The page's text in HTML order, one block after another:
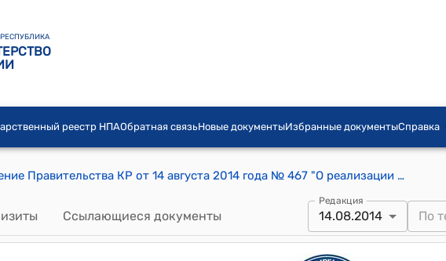
реестр НПАОбратная связьНовые документыИзбранные документыСправка
Постановление Правительства КР от 14 августа 2014 года № 467 "О реализации Соглашения о предоставлении инвестиционного кредита из средств Антикризисного фонда Евразийского экономического сообщества между Кыргызской Республикой и Евразийским банком развития, подписанного 20 марта 2014 года в городе Бишкек"
Ссылающиеся документы
Редакция
14.08.2014